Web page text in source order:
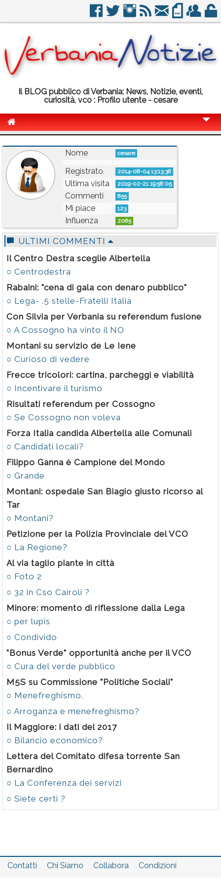
Il BLOG pubblico di Verbania: News, Notizie, eventi,
curiosità, vco : Profilo utente - cesare
Politica
Sport
Eventi
Rubriche
Calendario
Annunci
Nome cesare
Registrato 2014-08-04 13:13:38
Ultima visita 2019-02-21 19:58:05
Commenti 855
Mi piace 123
Influenza 2085
ULTIMI COMMENTI
Il Centro Destra sceglie Albertella
○ Centrodestra
Rabaini: "cena di gala con denaro pubblico"
○ Lega- .5 stelle-Fratelli Italia
Con Silvia per Verbania su referendum fusione
○ A Cossogno ha vinto il NO
Montani su servizio de Le Iene
○ Curioso di vedere
Frecce tricolori: cartina, parcheggi e viabilità
○ Incentivare il turismo
Risultati referendum per Cossogno
○ Se Cossogno non voleva
Forza Italia candida Albertella alle Comunali
○ Candidati locali?
Filippo Ganna è Campione del Mondo
○ Grande
Montani: ospedale San Biagio giusto ricorso al
Tar
○ Montani?
Petizione per la Polizia Provinciale del VCO
○ La Regione?
Al via taglio piante in città
○ Foto 2
○ 32 in Cso Cairoli ?
Minore: momento di riflessione dalla Lega
○ per lupis
○ Condivido
"Bonus Verde" opportunità anche per il VCO
○ Cura del verde pubblico
M5S su Commissione "Politiche Sociali"
○ Menefreghismo.
○ Arroganza e menefreghismo?
Il Maggiore: i dati del 2017
○ Bilancio economico?
Lettera del Comitato difesa torrente San
Bernardino
○ La Conferenza dei servizi
○ Siete certi ?
Contatti Chi Siamo Collabora
Condizioni